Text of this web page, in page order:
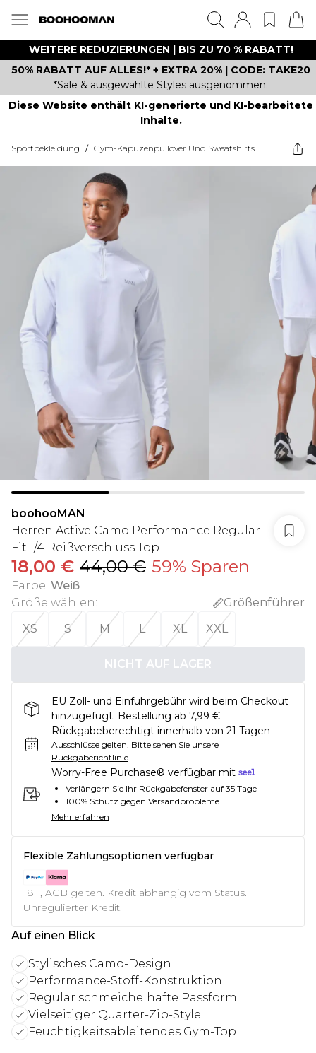
WEITERE REDUZIERUNGEN | BIS ZU 70 % RABATT!
50% RABATT AUF ALLES!* + EXTRA 20% | CODE: TAKE20
*Sale & ausgewählte Styles ausgenommen.
Diese Website enthält KI-generierte und KI-bearbeitete
Inhalte.
Sportbekleidung / Gym-Kapuzenpullover Und Sweatshirts
boohooMAN
Herren Active Camo Performance Regular
Fit 1/4 Reißverschluss Top
18,00 € 44,00 € 59% Sparen
Farbe: Weiß
Größe wählen:
Größenführer
XS
S M L XL XXL
NICHT AUF LAGER
EU Zoll- und Einfuhrgebühr wird beim Checkout
hinzugefügt. Bestellung ab 7,99 €
Rückgabeberechtigt innerhalb von 21 Tagen
Ausschlüsse gelten. Bitte sehen Sie unsere
Rückgaberichtlinie
Worry-Free Purchase® verfügbar mit
Verlängern Sie Ihr Rückgabefenster auf 35 Tage
100% Schutz gegen Versandprobleme
Mehr erfahren
Flexible Zahlungsoptionen verfügbar
18+, AGB gelten. Kredit abhängig vom Status.
Unregulierter Kredit.
Auf einen Blick
Stylisches Camo-Design
Performance-Stoff-Konstruktion
Regular schmeichelhafte Passform
Vielseitiger Quarter-Zip-Style
Feuchtigkeitsableitendes Gym-Top